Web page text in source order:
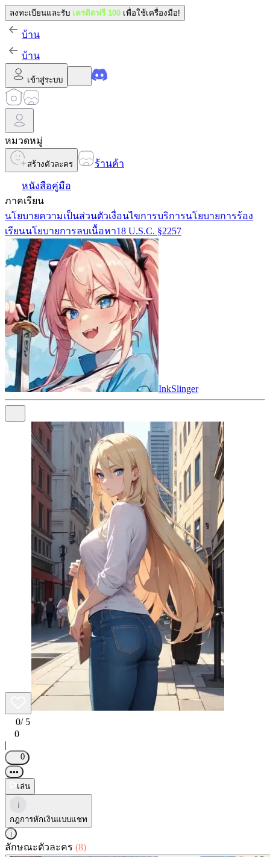
ลงทะเบียนและรับ เครดิตฟรี 100 เพื่อใช้เครื่องมือ!
บ้าน
บ้าน
เข้าสู่ระบบ
หมวดหมู่
สร้างตัวละคร ร้านค้า
หนังสือคู่มือ
ภาคเรียน
นโยบายความเป็นส่วนตัวเงื่อนไขการบริการนโยบายการร้อง
เรียนนโยบายการลบเนื้อหา18 U.S.C. §2257
InkSlinger
0/ 5
0
|
0
•••
เล่น
i
กฎการหักเงินแบบแชท
i
ลักษณะตัวละคร (8)